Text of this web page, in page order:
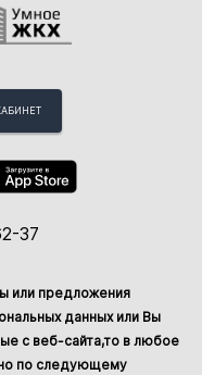
37
или предложения
данных или Вы
с веб-сайта,то в любое
по следующему